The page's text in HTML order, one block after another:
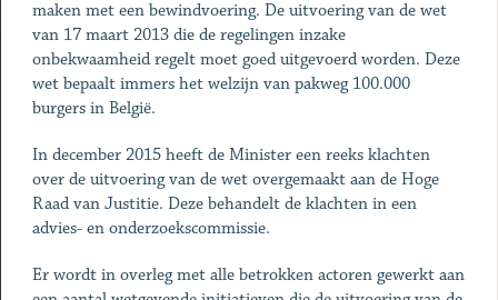
maken met een bewindvoering. De uitvoering van de wet
van 17 maart 2013 die de regelingen inzake
onbekwaamheid regelt moet goed uitgevoerd worden. Deze
wet bepaalt immers het welzijn van pakweg 100.000
burgers in België.
In december 2015 heeft de Minister een reeks klachten
over de uitvoering van de wet overgemaakt aan de Hoge
Raad van Justitie. Deze behandelt de klachten in een
advies- en onderzoekscommissie.
Er wordt in overleg met alle betrokken actoren gewerkt aan